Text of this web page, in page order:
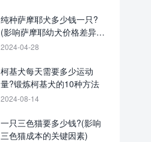
纯种萨摩耶犬多少钱一只?
(影响萨摩耶幼犬价格差异的
因素)
2024-04-28
柯基犬每天需要多少运动
量?锻炼柯基犬的10种方法
2024-08-14
一只三色猫要多少钱?(影响
三色猫成本的关键因素)